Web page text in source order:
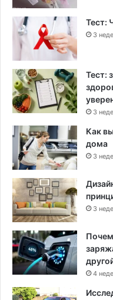
Тест:
3
Тест:
3
Как
дома
3
3
4